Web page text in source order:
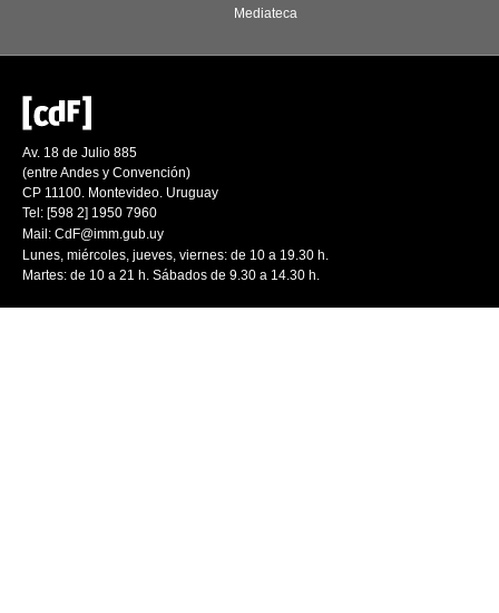
Mediateca
Av. 18 de Julio 885
(entre Andes y Convención)
CP 11100. Montevideo. Uruguay
Tel: [598 2] 1950 7960
Mail: CdF@imm.gub.uy
Lunes, miércoles, jueves, viernes: de 10 a 19.30 h.
Martes: de 10 a 21 h. Sábados de 9.30 a 14.30 h.